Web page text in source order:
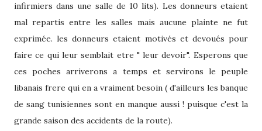
infirmiers dans une salle de 10 lits). Les donneurs etaient
mal repartis entre les salles mais aucune plainte ne fut
exprimée. les donneurs etaient motivés et devoués pour
faire ce qui leur semblait etre " leur devoir". Esperons que
ces poches arriverons a temps et servirons le peuple
libanais frere qui en a vraiment besoin ( d'ailleurs les banque
de sang tunisiennes sont en manque aussi ! puisque c'est la
grande saison des accidents de la route).